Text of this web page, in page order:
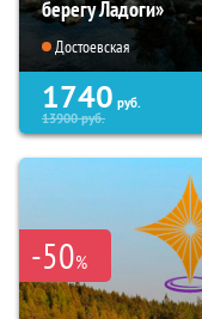
берегу Ладоги»
Достоевская
1740 руб.
13900руб.
-50%